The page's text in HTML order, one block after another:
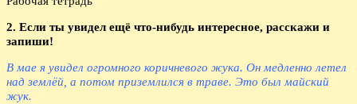
2. Если ты увидел ещё что-нибудь интересное, расскажи и
запиши!
В мае я увидел огромного коричневого жука. Он медленно летел
над землёй, а потом приземлился в траве. Это был майский
жук.